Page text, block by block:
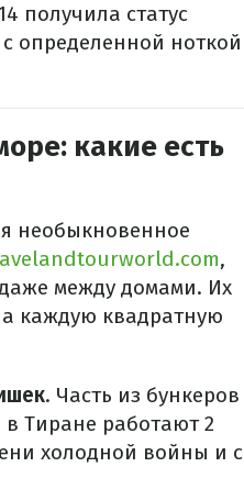
получила статус
с определенной ноткой
какие есть
необыкновенное
,
между домами. Их
каждую квадратную
. Часть из бункеров
Тиране работают 2
холодной войны и с